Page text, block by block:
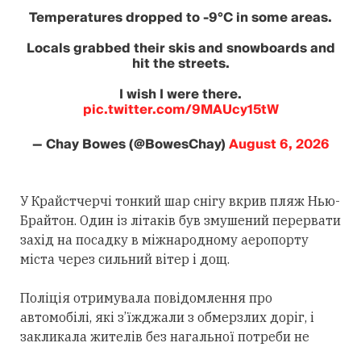
Temperatures dropped to -9°C in some areas.
Locals grabbed their skis and snowboards and
hit the streets.
I wish I were there.
pic.twitter.com/9MAUcy15tW
— Chay Bowes (@BowesChay)August 6, 2026
У Крайстчерчі тонкий шар снігу вкрив пляж Нью-
Брайтон. Один із літаків був змушений перервати
захід на посадку в міжнародному аеропорту
міста через сильний вітер і дощ.
Поліція отримувала повідомлення про
автомобілі, які з’їжджали з обмерзлих доріг, і
закликала жителів без нагальної потреби не